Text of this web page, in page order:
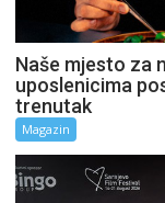
Naše mjesto za
uposlenicima
trenutak
Magazin